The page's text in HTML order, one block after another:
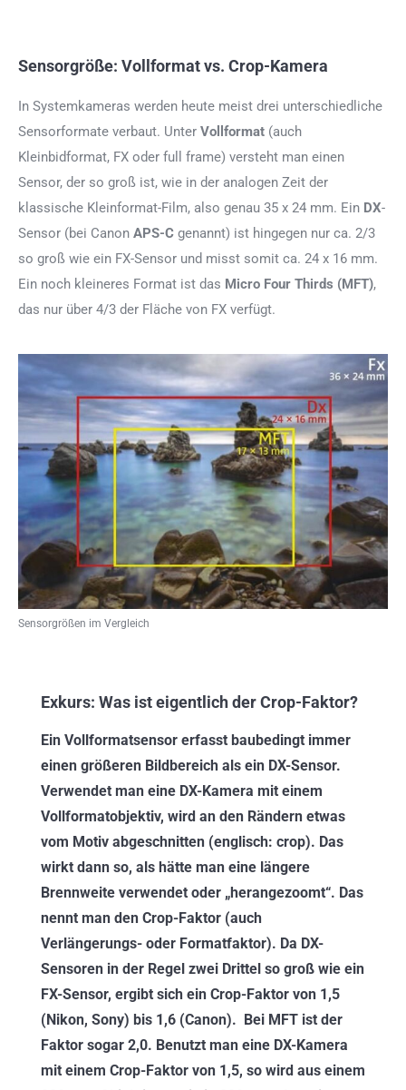
Sensorgröße: Vollformat vs. Crop-Kamera
In Systemkameras werden heute meist drei unterschiedliche
Sensorformate verbaut. Unter Vollformat (auch
Kleinbidformat, FX oder full frame) versteht man einen
Sensor, der so groß ist, wie in der analogen Zeit der
klassische Kleinformat-Film, also genau 35 x 24 mm. Ein DX-
Sensor (bei Canon APS-C genannt) ist hingegen nur ca. 2/3
so groß wie ein FX-Sensor und misst somit ca. 24 x 16 mm.
Ein noch kleineres Format ist das Micro Four Thirds (MFT),
das nur über 4/3 der Fläche von FX verfügt.
Sensorgrößen im Vergleich
Exkurs: Was ist eigentlich der Crop-Faktor?
Ein Vollformatsensor erfasst baubedingt immer
einen größeren Bildbereich als ein DX-Sensor.
Verwendet man eine DX-Kamera mit einem
Vollformatobjektiv, wird an den Rändern etwas
vom Motiv abgeschnitten (englisch: crop). Das
wirkt dann so, als hätte man eine längere
Brennweite verwendet oder „herangezoomt“. Das
nennt man den Crop-Faktor (auch
Verlängerungs- oder Formatfaktor). Da DX-
Sensoren in der Regel zwei Drittel so groß wie ein
FX-Sensor, ergibt sich ein Crop-Faktor von 1,5
(Nikon, Sony) bis 1,6 (Canon). Bei MFT ist der
Faktor sogar 2,0. Benutzt man eine DX-Kamera
mit einem Crop-Faktor von 1,5, so wird aus einem